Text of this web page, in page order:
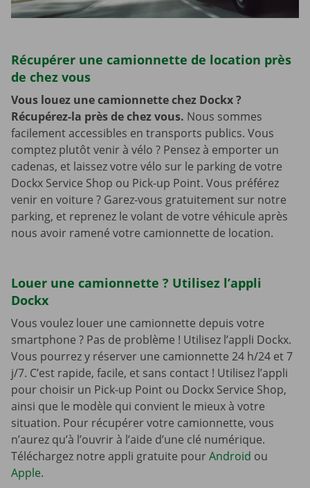
Récupérer une camionnette de location près
de chez vous
Vous louez une camionnette chez Dockx ?
Récupérez-la près de chez vous. Nous sommes
facilement accessibles en transports publics. Vous
comptez plutôt venir à vélo ? Pensez à emporter un
cadenas, et laissez votre vélo sur le parking de votre
Dockx Service Shop ou Pick-up Point. Vous préférez
venir en voiture ? Garez-vous gratuitement sur notre
parking, et reprenez le volant de votre véhicule après
nous avoir ramené votre camionnette de location.
Louer une camionnette ? Utilisez l’appli
Dockx
Vous voulez louer une camionnette depuis votre
smartphone ? Pas de problème ! Utilisez l’appli Dockx.
Vous pourrez y réserver une camionnette 24 h/24 et 7
j/7. C’est rapide, facile, et sans contact ! Utilisez l’appli
pour choisir un Pick-up Point ou Dockx Service Shop,
ainsi que le modèle qui convient le mieux à votre
situation. Pour récupérer votre camionnette, vous
n’aurez qu’à l’ouvrir à l’aide d’une clé numérique.
Téléchargez notre appli gratuite pourAndroid ou
Apple.